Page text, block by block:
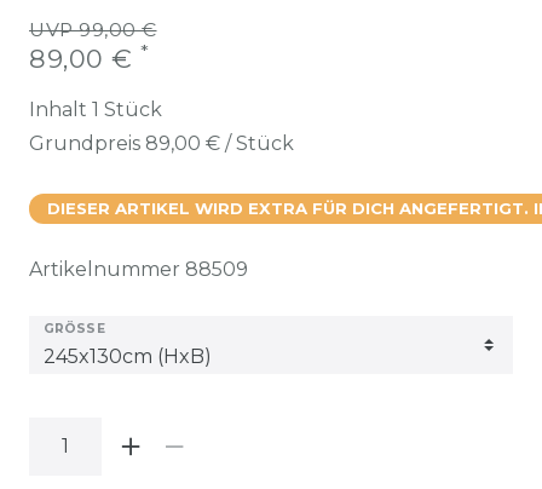
UVP 99,00 €
89,00 € *
Inhalt 1 Stück
Grundpreis 89,00 € / Stück
DIESER ARTIKEL WIRD EXTRA FÜR DICH ANGEFERTIGT.
Artikelnummer 88509
GRÖSSE